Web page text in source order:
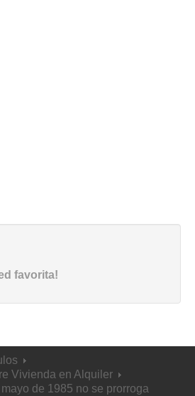
favorita!
Vivienda en Alquiler
de 1985 no se prorroga